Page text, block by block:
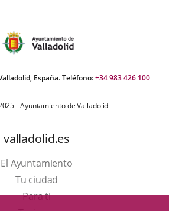
España. Teléfono:+34 983 426 100
- Ayuntamiento de Valladolid
valladolid.es
El Ayuntamiento
Tu ciudad
Para ti